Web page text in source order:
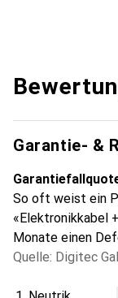
Garantie- &
So oft weist ein
«Elektronikkabel
Monate einen
Quelle: Digitec